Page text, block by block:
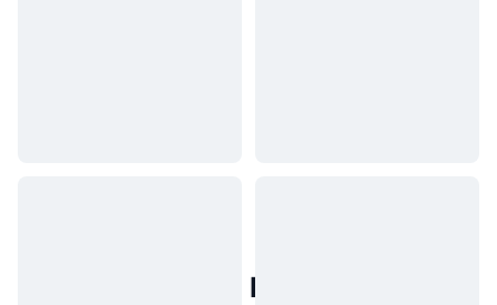
Actifs du Monde Réel Populaires